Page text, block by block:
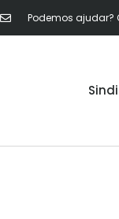
Podemos ajudar?